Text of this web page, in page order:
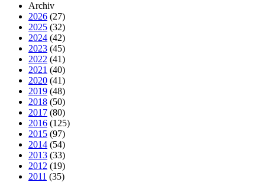
Archiv
2026 (27)
2025 (32)
2024 (42)
2023 (45)
2022 (41)
2021 (40)
2020 (41)
2019 (48)
2018 (50)
2017 (80)
2016 (125)
2015 (97)
2014 (54)
2013 (33)
2012 (19)
2011 (35)